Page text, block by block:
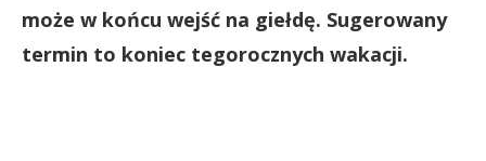
może w końcu wejść na giełdę. Sugerowany
termin to koniec tegorocznych wakacji.